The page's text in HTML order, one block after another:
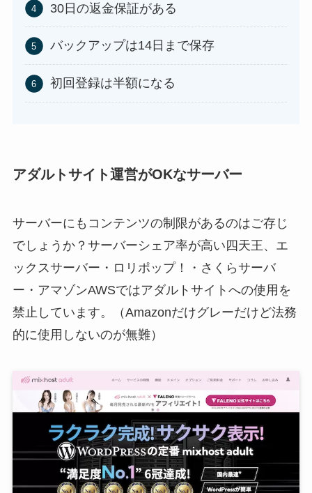
30日の返金保証がある
バックアップは14日まで保存
初回登録は半額になる
アダルトサイト運営がOKなサーバー
サーバーにもコンテンツの制限があるのはご存じ
でしょうか？サーバーシェア率が高い四天王、エ
ックスサーバー・ロリポップ！・さくらサーバ
ー・アマゾンAWSではアダルトサイトへの使用を
禁止しています。（Amazonだけグレーだけど法務
的に使用しないのが無難）